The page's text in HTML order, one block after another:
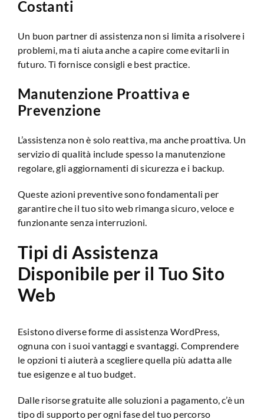
Costanti
Un buon partner di assistenza non si limita a risolvere i
problemi, ma ti aiuta anche a capire come evitarli in
futuro. Ti fornisce consigli e best practice.
Manutenzione Proattiva e
Prevenzione
L’assistenza non è solo reattiva, ma anche proattiva. Un
servizio di qualità include spesso la manutenzione
regolare, gli aggiornamenti di sicurezza e i backup.
Queste azioni preventive sono fondamentali per
garantire che il tuo sito web rimanga sicuro, veloce e
funzionante senza interruzioni.
Tipi di Assistenza
Disponibile per il Tuo Sito
Web
Esistono diverse forme di assistenza WordPress,
ognuna con i suoi vantaggi e svantaggi. Comprendere
le opzioni ti aiuterà a scegliere quella più adatta alle
tue esigenze e al tuo budget.
Dalle risorse gratuite alle soluzioni a pagamento, c’è un
tipo di supporto per ogni fase del tuo percorso